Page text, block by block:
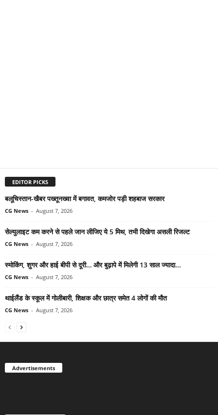
EDITOR PICKS
बलूचिस्तान-खैबर पख्तूनख्वा में बगावत, कमजोर पड़ी शहबाज सरकार
CG News - August 7, 2026
सेल्युलाइट कम करने से पहले जान लीजिए ये 5 मिथ, तभी दिखेगा असली रिजल्ट
CG News - August 7, 2026
स्मोकिंग, शुगर और हाई बीपी से दूरी… और बुढ़ापे में मिलेगी 13 साल ज्यादा...
CG News - August 7, 2026
थाईलैंड के स्कूल में गोलीबारी, शिक्षक और छात्र समेत 4 लोगों की मौत
CG News - August 7, 2026
Advertisements